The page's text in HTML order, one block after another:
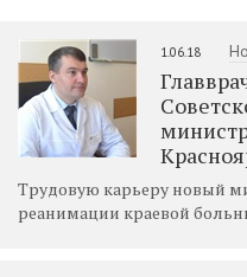
1.06.18
Трудовую карьеру новый
реанимации краевой